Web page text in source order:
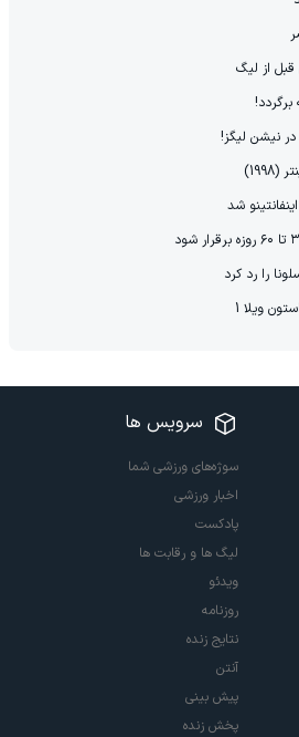
از لیگ
برگردد!
نیشن لیگز!
شد
را رد کرد
سرویس ها
سوژه‌های ورزشی شما
اخبار ورزشی
پادکست
لیگ ها و رقابت ها
ویدئو
روزنامه
نتایج زنده
آنتن
پیش بینی
پخش زنده